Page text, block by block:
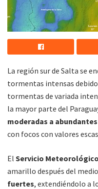
La región sur de Salta se
tormentas intensas
tormentas de variada
la mayor parte del
moderadas a
con focos con valores
El Servicio
amarillo después del
fuertes, extendiéndolo a